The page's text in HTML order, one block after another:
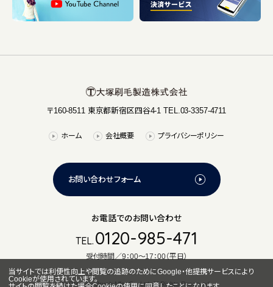
〒160-8511 東京都新宿区四谷4-1 TEL.03-3357-4711
ホーム 会社概要 プライバシーポリシー
お問い合わせフォーム
お電話でのお問い合わせ
TEL. 0120-985-471
受付時間／9：00～17：00（平日）
© Ohtsuka Brush Mfg. Co.,Ltd. All Rights Reserved.
当サイトでは利便性向上や閲覧の追跡のためにGoogle・他提携サービスにより
Cookieが使用されています。